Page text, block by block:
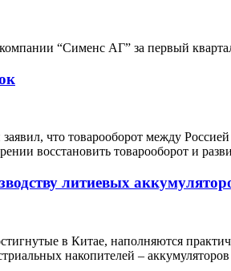
“Сименс АГ” за первый
что товарооборот между
восстановить товарооборот и
литиевых
в Китае, наполняются
накопителей –